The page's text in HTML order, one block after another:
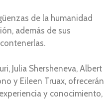
de la humanidad
además de sus
Julia Shersheneva, Albert
y Eileen Truax, ofrecerán
y conocimiento,